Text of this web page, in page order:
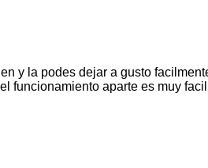
y la podes dejar a gusto
funcionamiento aparte es muy